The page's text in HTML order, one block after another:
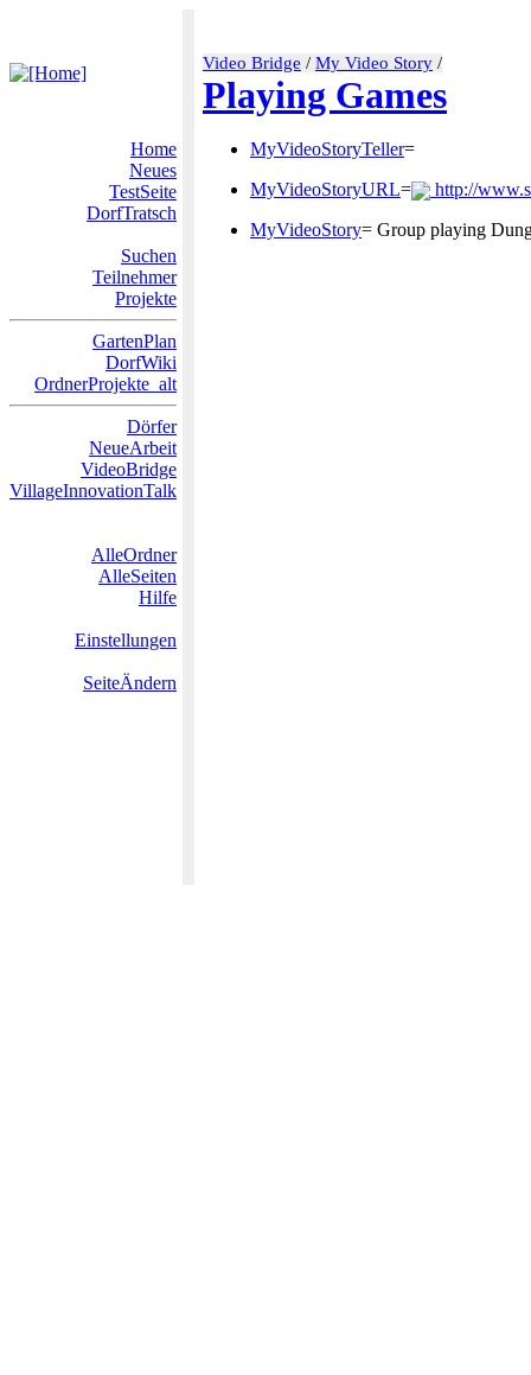
Video Bridge / My Video Story /
Playing Games
Home
Neues
TestSeite
DorfTratsch
Suchen
Teilnehmer
Projekte
GartenPlan
DorfWiki
OrdnerProjekte_alt
Dörfer
NeueArbeit
VideoBridge
VillageInnovationTalk
AlleOrdner
AlleSeiten
Hilfe
Einstellungen
SeiteÄndern
MyVideoStoryTeller=
MyVideoStoryURL=
http://
MyVideoStory= Group playing